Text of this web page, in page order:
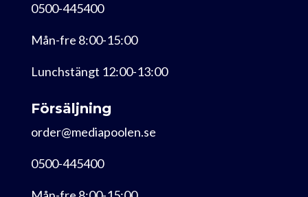
0500-445400
Mån-fre 8:00-15:00
Lunchstängt 12:00-13:00
Försäljning
order@mediapoolen.se
0500-445400